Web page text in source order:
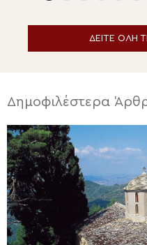
ΔΕΙΤΕ ΟΛΗ
Δημοφιλέστερα